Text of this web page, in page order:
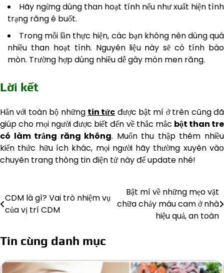
Hãy ngừng dùng than hoạt tính nếu như xuất hiện tình
trạng răng ê buốt.
Trong mỗi lần thực hiện, các bạn không nên dùng quá
nhiều than hoạt tính. Nguyên liệu này sẽ có tính bào
mòn. Trường hợp dùng nhiều dễ gây mòn men răng.
Lời kết
Hẳn với toàn bộ những tin tức được bật mí ở trên cũng đã
giúp cho mọi người được biết đến về thắc mắc bột than tre
có làm trắng răng không. Muốn thu thập thêm nhiều
kiến thức hữu ích khác, mọi người hãy thường xuyên vào
chuyên trang thông tin điện tử này để update nhé!
Điều
hướng
viết
CDM là gì? Vai trò nhiệm vụ
của vị trí CDM
Bật mí về những mẹo vặt
chữa chảy máu cam ở nhà
hiệu quả, an toàn
Tin cùng danh mục